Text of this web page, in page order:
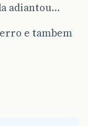
adiantou…
e tambem